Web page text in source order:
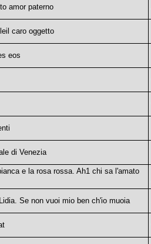
amor paterno
caro oggetto
eos
di Venezia
e la rosa rossa. Ah1 chi sa l'amato
Se non vuoi mio ben ch'io muoia